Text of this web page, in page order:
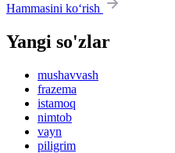
Hammasini ko‘rish
Yangi so'zlar
mushavvash
frazema
istamoq
nimtob
vayn
piligrim